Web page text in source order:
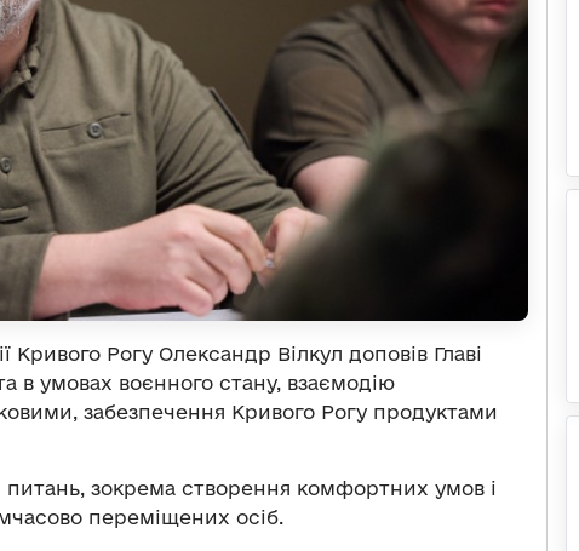
Кривого Рогу Олександр Вілкул доповів Главі
в умовах воєнного стану, взаємодію
забезпечення Кривого Рогу продуктами
питань, зокрема створення комфортних умов і
переміщених осіб.